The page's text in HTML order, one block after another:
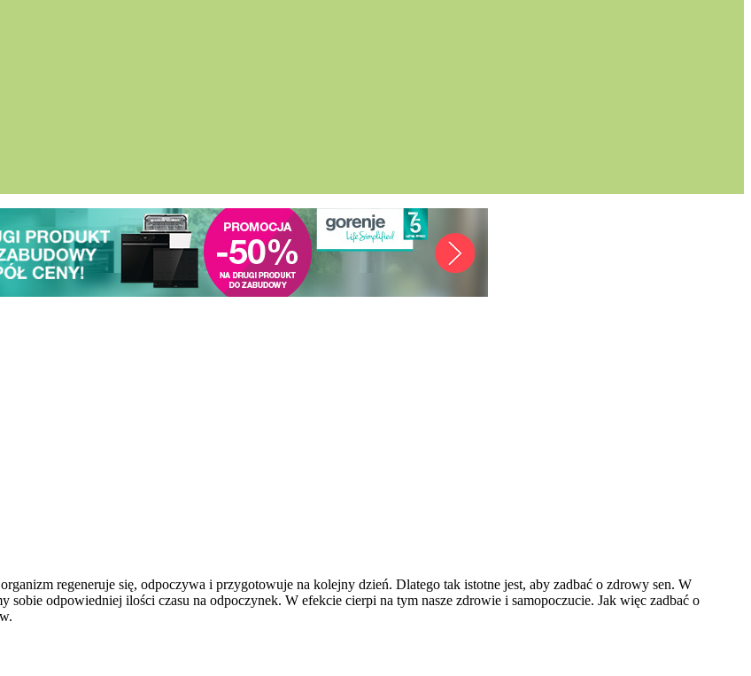
regeneruje się, odpoczywa i przygotowuje na kolejny dzień. Dlatego tak istotne jest, aby zadbać o zdrowy sen. W
sobie odpowiedniej ilości czasu na odpoczynek. W efekcie cierpi na tym nasze zdrowie i samopoczucie. Jak więc zadbać o